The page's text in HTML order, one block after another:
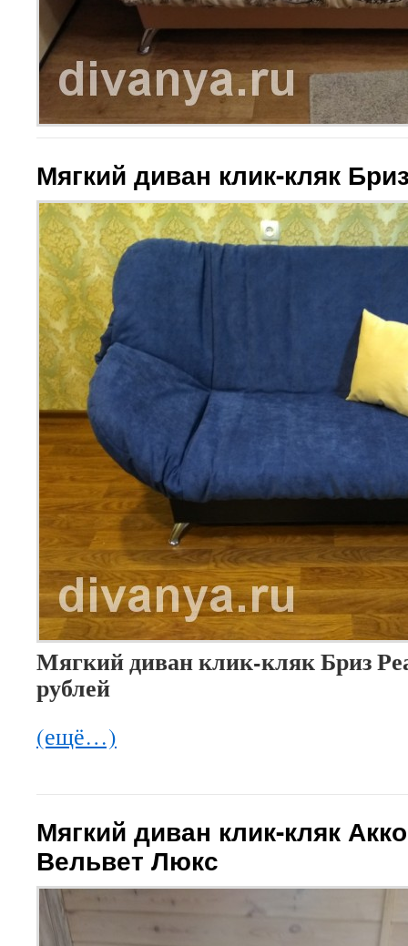
Мягкий диван клик-кляк
Мягкий диван клик-кляк Бриз
рублей
(ещё…)
Мягкий диван клик-кляк
Вельвет Люкс